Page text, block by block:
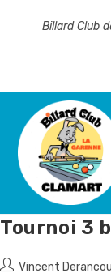
Billard Club
Tournoi 3
Auteur/autrice
Vincent